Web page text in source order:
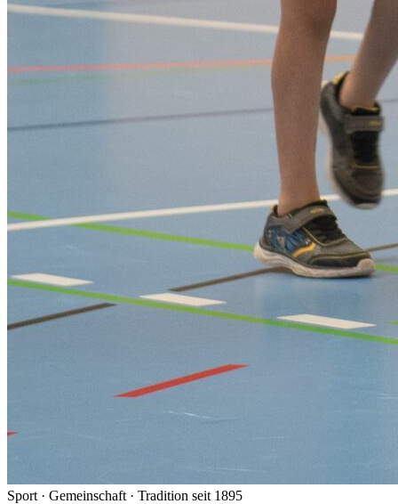
Sport · Gemeinschaft · Tradition seit 1895